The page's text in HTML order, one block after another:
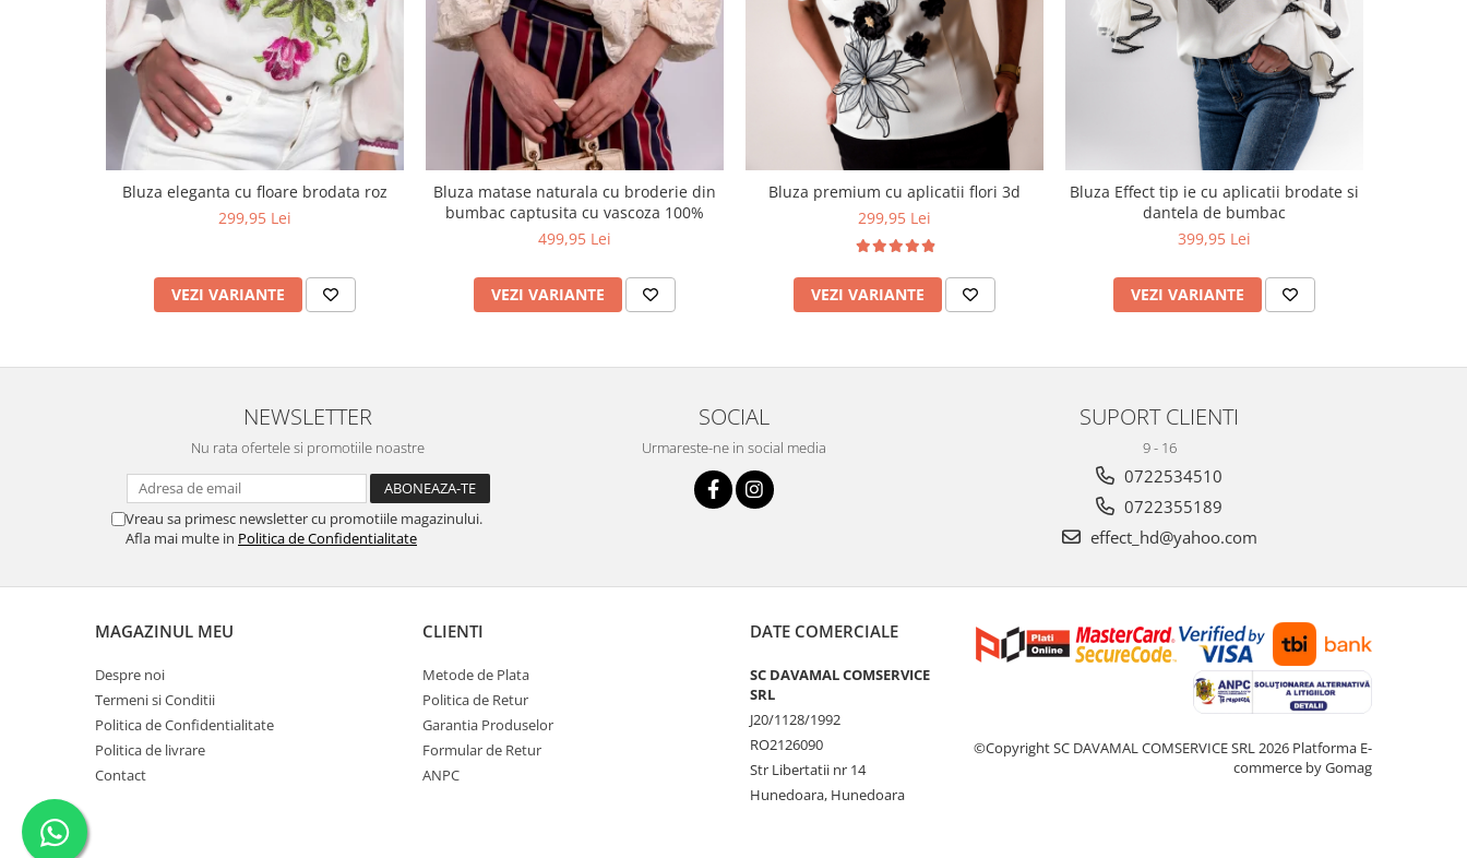
Bluza eleganta cu floare brodata roz
299,95 Lei
VEZI VARIANTE
Bluza matase naturala cu broderie din
bumbac captusita cu vascoza 100%
499,95 Lei
VEZI VARIANTE
Bluza premium cu aplicatii flori 3d
299,95 Lei
VEZI VARIANTE
Bluza Effect tip ie cu aplicatii brodate si
dantela de bumbac
399,95 Lei
VEZI VARIANTE
NEWSLETTER
Nu rata ofertele si promotiile noastre
Vreau sa primesc newsletter cu promotiile magazinului.
Afla mai multe in Politica de Confidentialitate
SOCIAL
Urmareste-ne in social media
SUPORT CLIENTI
9 - 16
0722534510
0722355189
effect_hd@yahoo.com
MAGAZINUL MEU
Despre noi
Termeni si Conditii
Politica de Confidentialitate
Politica de livrare
Contact
CLIENTI
Metode de Plata
Politica de Retur
Garantia Produselor
Formular de Retur
ANPC
DATE COMERCIALE
SC DAVAMAL COMSERVICE
SRL
J20/1128/1992
RO2126090
Str Libertatii nr 14
Hunedoara, Hunedoara
©Copyright SC DAVAMAL COMSERVICE SRL 2026 Platforma E-
commerce by Gomag